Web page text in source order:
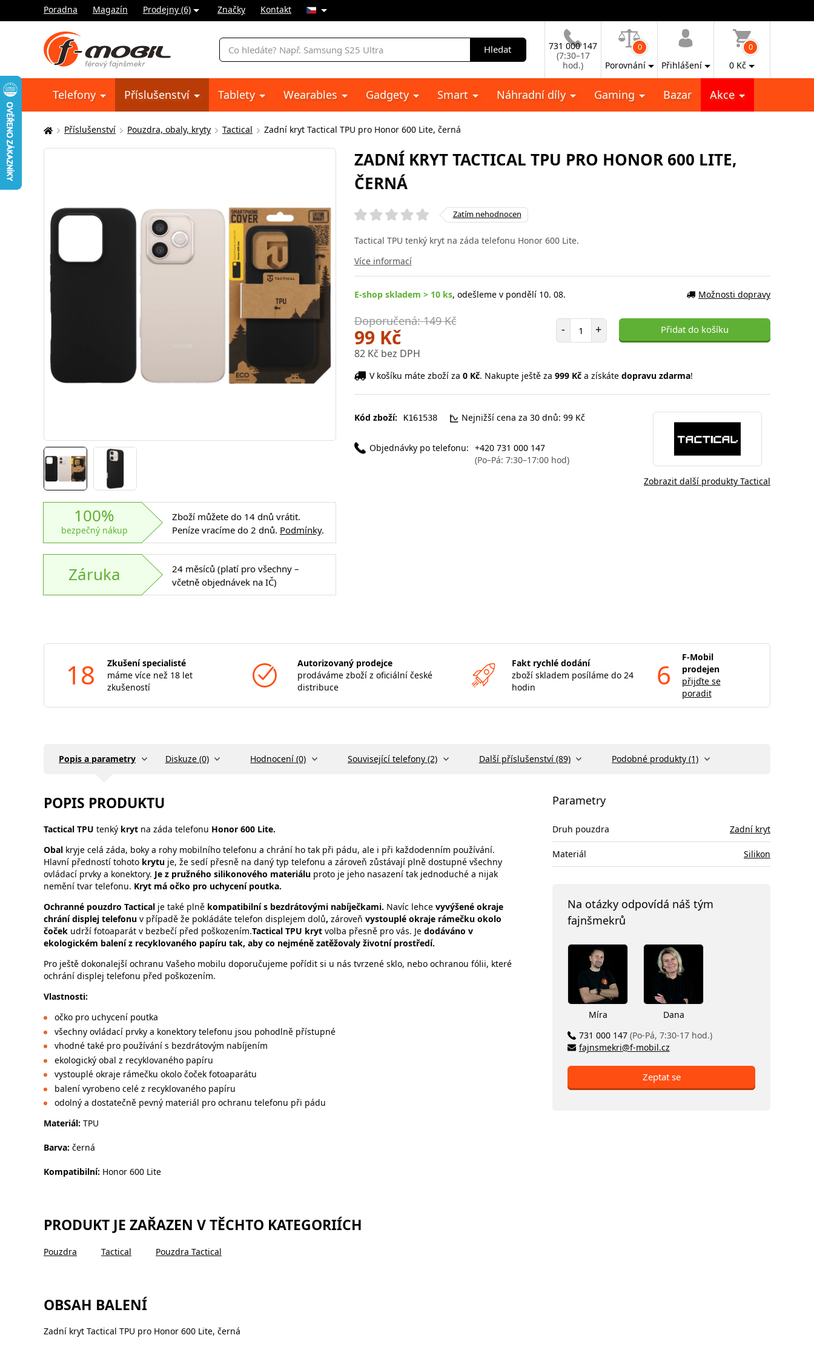
Poradna Magazín Prodejny (6) Značky Kontakt
Vyhledávání
Hledat
731 000 147
(7:30–17
hod.)
0
Porovnání Přihlášení
0
0 Kč
Telefony Příslušenství Tablety Wearables Gadgety Smart Náhradní díly Gaming Bazar Akce
Zde
se
Příslušenství Pouzdra, obaly, kryty Tactical Zadní kryt Tactical TPU pro Honor 600 Lite, černá
100%
bezpečný nákup
Zboží můžete do 14 dnů vrátit.
Peníze vracíme do 2 dnů. Podmínky.
Záruka
24 měsíců (platí pro všechny –
včetně objednávek na IČ)
ZADNÍ KRYT TACTICAL TPU PRO HONOR 600 LITE,
ČERNÁ
Zatím nehodnocen
Tactical TPU tenký kryt na záda telefonu Honor 600 Lite.
Více informací
E-shop skladem > 10 ks, odešleme v pondělí 10. 08. Možnosti dopravy
Doporučená: 149 Kč
99 Kč
82 Kč bez DPH
- Počet položek
+ Přidat do košíku
V košíku máte zboží za 0 Kč. Nakupte ještě za 999 Kča získáte dopravu zdarma!
Kód zboží: K161538 Nejnižší cena za 30 dnů: 99 Kč
Objednávky po telefonu: +420 731 000 147
(Po–Pá: 7:30–17:00 hod)
Zobrazit další produkty Tactical
18
Zkušení specialisté
máme více než 18 let
zkušeností
Autorizovaný prodejce
prodáváme zboží z oficiální české
distribuce
Fakt rychlé dodání
zboží skladem posíláme do 24
hodin
6
F-Mobil
prodejen
přijďte se
poradit
Popis a parametry Diskuze (0) Hodnocení (0) Související telefony (2) Další příslušenství (89) Podobné produkty (1)
POPIS PRODUKTU
Tactical TPU tenký kryt na záda telefonu Honor 600 Lite.
Obal kryje celá záda, boky a rohy mobilního telefonu a chrání ho tak při pádu, ale i při každodenním používání.
Hlavní předností tohoto krytu je, že sedí přesně na daný typ telefonu a zároveň zůstávají plně dostupné všechny
ovládací prvky a konektory. Je z pružného silikonového materiálu proto je jeho nasazení tak jednoduché a nijak
nemění tvar telefonu. Kryt má očko pro uchycení poutka.
Ochranné pouzdro Tactical je také plně kompatibilní s bezdrátovými nabíječkami. Navíc lehce vyvýšené okraje
chrání displej telefonu v případě že pokládáte telefon displejem dolů, zároveň vystouplé okraje rámečku okolo
čoček udrží fotoaparát v bezbečí před poškozením.Tactical TPU kryt volba přesně pro vás. Je dodáváno v
ekologickém balení z recyklovaného papíru tak, aby co nejméně zatěžovaly životní prostředí.
Pro ještě dokonalejší ochranu Vašeho mobilu doporučujeme pořídit si u nás tvrzené sklo, nebo ochranou fólii, které
ochrání displej telefonu před poškozením.
Vlastnosti:
očko pro uchycení poutka
všechny ovládací prvky a konektory telefonu jsou pohodlně přístupné
vhodné také pro používání s bezdrátovým nabíjením
ekologický obal z recyklovaného papíru
vystouplé okraje rámečku okolo čoček fotoaparátu
balení vyrobeno celé z recyklovaného papíru
odolný a dostatečně pevný materiál pro ochranu telefonu při pádu
Materiál: TPU
Barva: černá
Kompatibilní: Honor 600 Lite
PRODUKT JE ZAŘAZEN V TĚCHTO KATEGORIÍCH
Pouzdra Tactical Pouzdra Tactical
OBSAH BALENÍ
Zadní kryt Tactical TPU pro Honor 600 Lite, černá
Parametry
Druh pouzdra Zadní kryt
Materiál Silikon
Na otázky odpovídá náš tým
fajnšmekrů
Míra
Dana
731 000 147 (Po-Pá, 7:30-17 hod.)
fajnsmekri@f-mobil.cz
Zeptat se